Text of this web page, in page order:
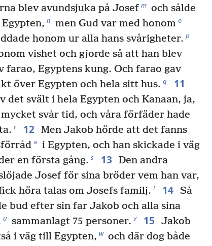
blev avundsjuka på Josef m och sålde
n men Gud var med honom o
honom ur alla hans svårigheter. p
vishet och gjorde så att han blev
farao, Egyptens kung. Och farao gav
över Egypten och hela sitt hus. q 11
det svält i hela Egypten och Kanaan, ja,
svår tid, och våra förfäder hade
r 12 Men Jakob hörde att det fanns
* i Egypten, och han skickade i väg
en första gång. s 13
Den andra
Josef för sina bröder vem han var,
höra talas om Josefs familj. t 14 Så
bud efter sin far Jakob och alla sina
u sammanlagt 75 personer. v 15
Jakob
i väg till Egypten, w och där dog både